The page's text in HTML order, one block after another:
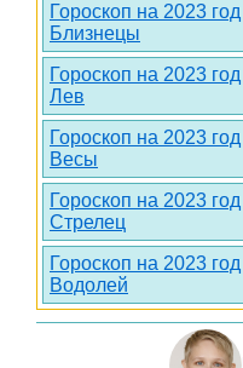
Гороскоп на 2023 год
Близнецы
Гороскоп на 2023 год
Лев
Гороскоп на 2023 год
Весы
Гороскоп на 2023 год
Стрелец
Гороскоп на 2023 год
Водолей